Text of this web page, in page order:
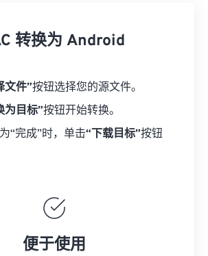
转换为 Android
文件”按钮选择您的源文件。
为目标”按钮开始转换。
“完成”时，单击“下载目标”按钮
便于使用